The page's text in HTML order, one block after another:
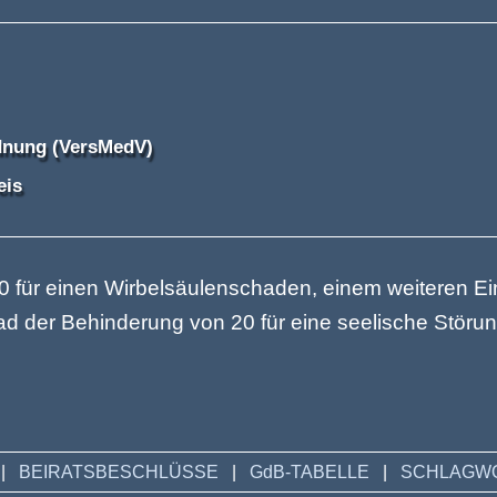
(VersMedV)
einen Wirbelsäulenschaden, einem weiteren
der Behinderung von 20 für eine seelische
BEIRATSBESCHLÜSSE GdB-TABELLE